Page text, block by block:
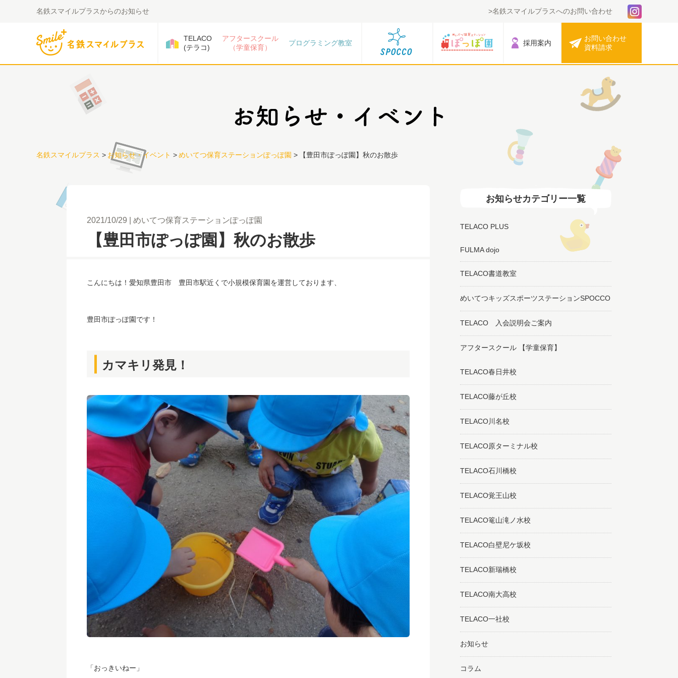
名鉄スマイルプラスからのお知らせ 名鉄スマイルプラスへのお問い合わせ
TELACO
(テラコ)
アフタースクール
（学童保育）
プログラミング教室 採用案内
お問い合わせ
資料請求
名鉄スマイルプラス > お知らせ・イベント >めいてつ保育ステーションぽっぽ園 > 【豊田市ぽっぽ園】秋のお散歩
2021/10/29 めいてつ保育ステーションぽっぽ園
【豊田市ぽっぽ園】秋のお散歩
こんにちは！愛知県豊田市 豊田市駅近くで小規模保育園を運営しております、
豊田市ぽっぽ園です！
カマキリ発見！
「おっきいねー」
お知らせカテゴリー一覧
TELACO PLUS
FULMA dojo
TELACO書道教室
めいてつキッズスポーツステーションSPOCCO
TELACO 入会説明会ご案内
アフタースクール 【学童保育】
TELACO春日井校
TELACO藤が丘校
TELACO川名校
TELACO原ターミナル校
TELACO石川橋校
TELACO覚王山校
TELACO篭山滝ノ水校
TELACO白壁尼ケ坂校
TELACO新瑞橋校
TELACO南大高校
TELACO一社校
お知らせ
コラム